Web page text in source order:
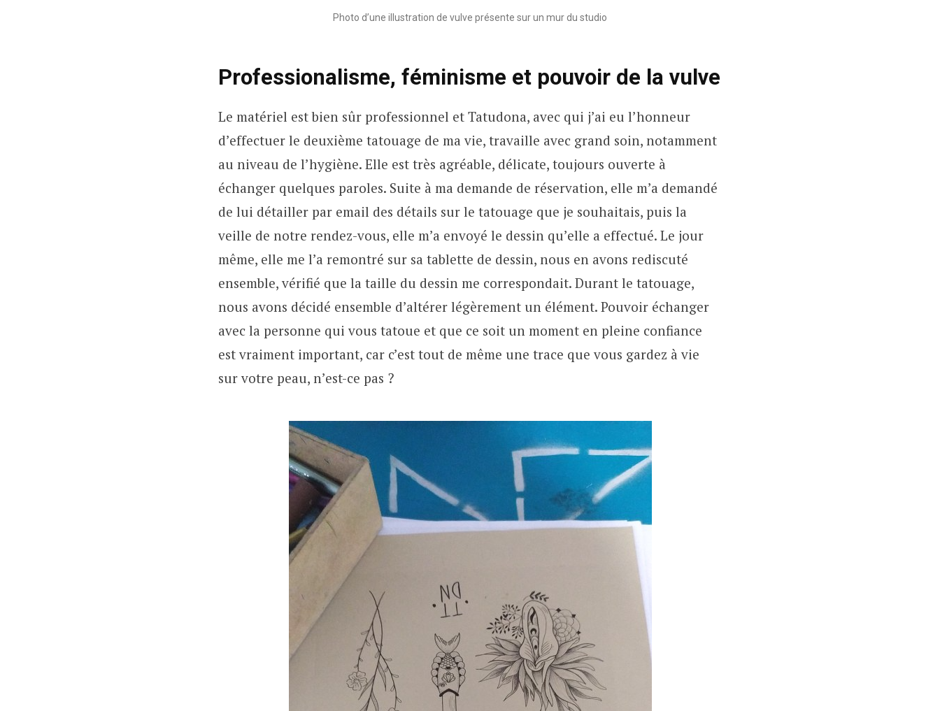
Photo d’une illustration de vulve présente sur un mur du studio
Professionalisme, féminisme et pouvoir de la vulve
Le matériel est bien sûr professionnel et Tatudona, avec qui j’ai eu l’honneur
d’effectuer le deuxième tatouage de ma vie, travaille avec grand soin, notamment
au niveau de l’hygiène. Elle est très agréable, délicate, toujours ouverte à
échanger quelques paroles. Suite à ma demande de réservation, elle m’a demandé
de lui détailler par email des détails sur le tatouage que je souhaitais, puis la
veille de notre rendez-vous, elle m’a envoyé le dessin qu’elle a effectué. Le jour
même, elle me l’a remontré sur sa tablette de dessin, nous en avons rediscuté
ensemble, vérifié que la taille du dessin me correspondait. Durant le tatouage,
nous avons décidé ensemble d’altérer légèrement un élément. Pouvoir échanger
avec la personne qui vous tatoue et que ce soit un moment en pleine confiance
est vraiment important, car c’est tout de même une trace que vous gardez à vie
sur votre peau, n’est-ce pas ?